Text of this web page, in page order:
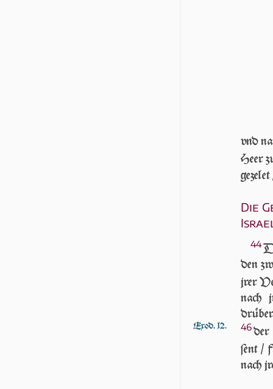
vnd
Heer
Die
Exod. 12.
44
den
jrer
nach
46der
ſent /
nach